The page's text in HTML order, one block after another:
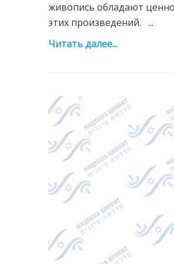
живопись обладают
этих произведений. ...
Читать далее...